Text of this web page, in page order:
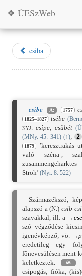
❖ ÚESzWeb
csiba
csibe A: 1757
1825–1827 tsébe
nyj. csipe, csübét
(MNy. 45: 341) (↑); 2
1879
’keresztrakás
való széna-,
Stroh’ (Nyr. 8: 522)
Származékszó,
alapszó a (N.) csib-
szavakkal, ill. a →
szó végződése
igenévképző; vö. →
eredetileg egy
főnevesülésen ment
keletkeztek.
≋
csipogás; fióka,